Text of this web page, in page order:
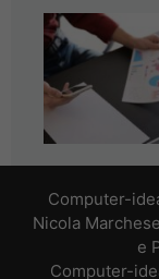
Computer-
Nicola
e
Computer-